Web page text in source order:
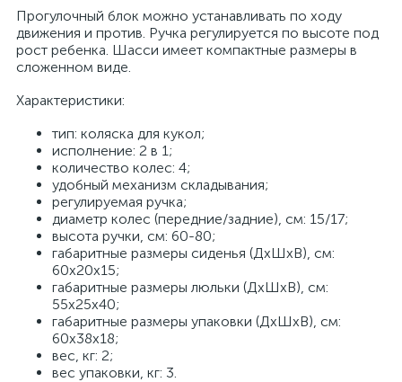
Прогулочный блок можно устанавливать по ходу
движения и против. Ручка регулируется по высоте под
рост ребенка. Шасси имеет компактные размеры в
сложенном виде.
Характеристики:
тип: коляска для кукол;
исполнение: 2 в 1;
количество колес: 4;
удобный механизм складывания;
регулируемая ручка;
диаметр колес (передние/задние), см: 15/17;
высота ручки, см: 60-80;
габаритные размеры сиденья (ДхШхВ), см:
60х20х15;
габаритные размеры люльки (ДхШхВ), см:
55х25х40;
габаритные размеры упаковки (ДхШхВ), см:
60х38х18;
вес, кг: 2;
вес упаковки, кг: 3.